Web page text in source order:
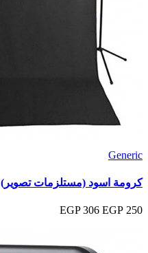
Generic
كرومة اسود (مستلزمات تصوير)
250 EGP
306 EGP